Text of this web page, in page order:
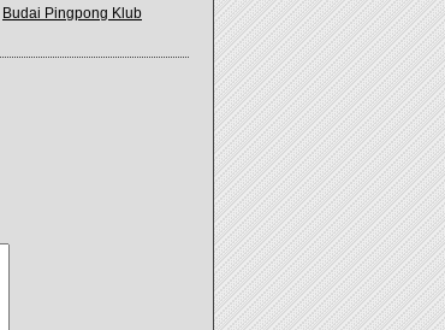
Budai Pingpong Klub